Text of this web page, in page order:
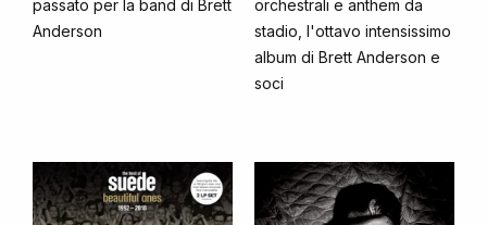
passato per la band di Brett
Anderson
orchestrali e anthem da
stadio, l'ottavo intensissimo
album di Brett Anderson e
soci